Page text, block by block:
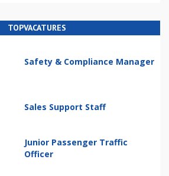
TOPVACATURES
Safety & Compliance Manager
Sales Support Staff
Junior Passenger Traffic
Officer